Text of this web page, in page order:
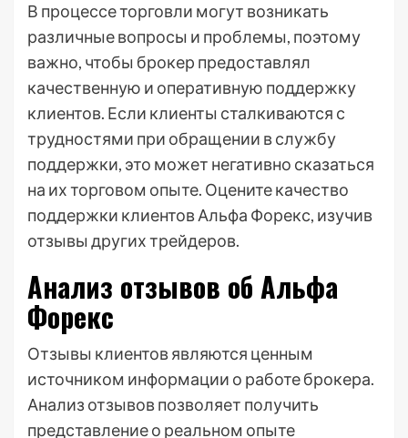
В процессе торговли могут возникать
различные вопросы и проблемы, поэтому
важно, чтобы брокер предоставлял
качественную и оперативную поддержку
клиентов. Если клиенты сталкиваются с
трудностями при обращении в службу
поддержки, это может негативно сказаться
на их торговом опыте. Оцените качество
поддержки клиентов Альфа Форекс, изучив
отзывы других трейдеров.
Анализ отзывов об Альфа
Форекс
Отзывы клиентов являются ценным
источником информации о работе брокера.
Анализ отзывов позволяет получить
представление о реальном опыте